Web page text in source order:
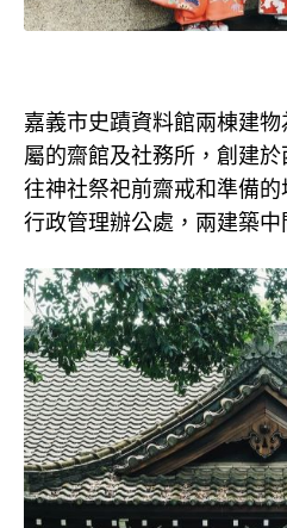
嘉義市史蹟資料館兩棟建
屬的齋館及社務所，創建
往神社祭祀前齋戒和準備
行政管理辦公處，兩建築中